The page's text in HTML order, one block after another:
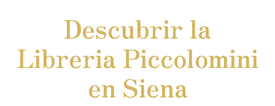
Descubrir la
Libreria Piccolomini
en Siena